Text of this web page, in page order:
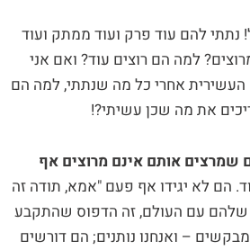
נתתי להם עוד פרק ועוד ממתק ועוד
למה הם רוצים עוד? ואם אני
אחרי כל מה שנתתי, למה הם
את מה שכן עשיתי?!
שמרצים אותם אינם מרוצים אף
הם לא יגידו אף פעם "אמא, תודה זה
שלהם עם העולם, זה הדפוס שהתקבע
– ואנחנו נותנים; הם דורשים